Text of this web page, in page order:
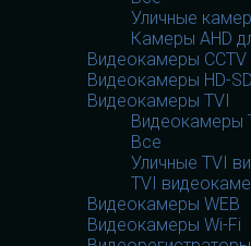
Уличные
Камеры AHD
Видеокамеры CCTV
Видеокамеры HD-
Видеокамеры TVI
Видеокамеры
Все
Уличные TVI
TVI
Видеокамеры WEB
Видеокамеры Wi-Fi